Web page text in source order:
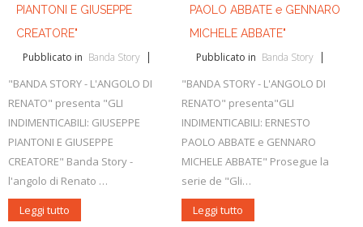
PIANTONI E GIUSEPPE
CREATORE"
Pubblicato in Banda Story
"BANDA STORY - L'ANGOLO DI
RENATO" presenta "GLI
INDIMENTICABILI: GIUSEPPE
PIANTONI E GIUSEPPE
CREATORE" Banda Story -
l'angolo di Renato …
Leggi tutto
PAOLO ABBATE e GENNARO
MICHELE ABBATE"
Pubblicato in Banda Story
"BANDA STORY - L'ANGOLO DI
RENATO" presenta"GLI
INDIMENTICABILI: ERNESTO
PAOLO ABBATE e GENNARO
MICHELE ABBATE" Prosegue la
serie de "Gli…
Leggi tutto